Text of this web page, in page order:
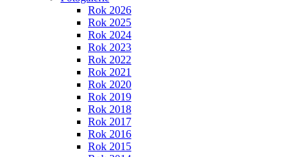
Rok 2026
Rok 2025
Rok 2024
Rok 2023
Rok 2022
Rok 2021
Rok 2020
Rok 2019
Rok 2018
Rok 2017
Rok 2016
Rok 2015